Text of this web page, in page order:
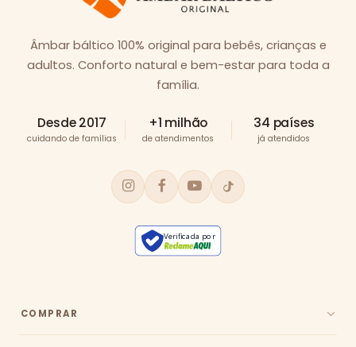
Âmbar báltico 100% original para bebês, crianças e
adultos. Conforto natural e bem-estar para toda a
família.
Desde 2017
cuidando de famílias
+1 milhão
de atendimentos
34 países
já atendidos
Verificada por
COMPRAR